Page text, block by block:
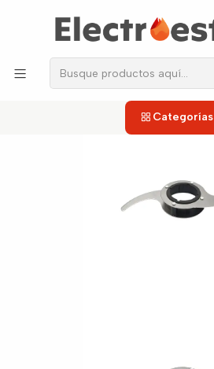
Categorías
los repuestos que necesitas,
Cuchilla Procesador